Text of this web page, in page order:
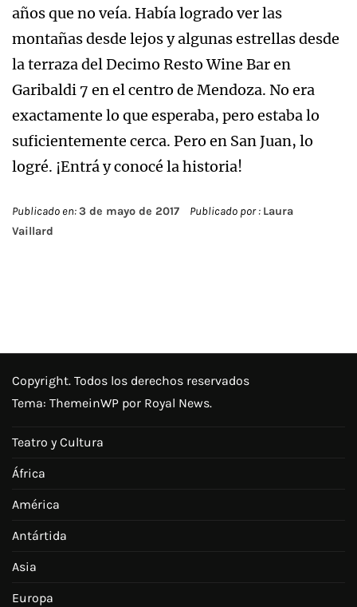
años que no veía. Había logrado ver las
montañas desde lejos y algunas estrellas desde
la terraza del Decimo Resto Wine Bar en
Garibaldi 7 en el centro de Mendoza. No era
exactamente lo que esperaba, pero estaba lo
suficientemente cerca. Pero en San Juan, lo
logré. ¡Entrá y conocé la historia!
Publicado en:3 de mayo de 2017 Publicado por : Laura
Vaillard
Copyright. Todos los derechos reservados
Tema: ThemeinWP por Royal News.
Teatro y Cultura
África
América
Antártida
Asia
Europa